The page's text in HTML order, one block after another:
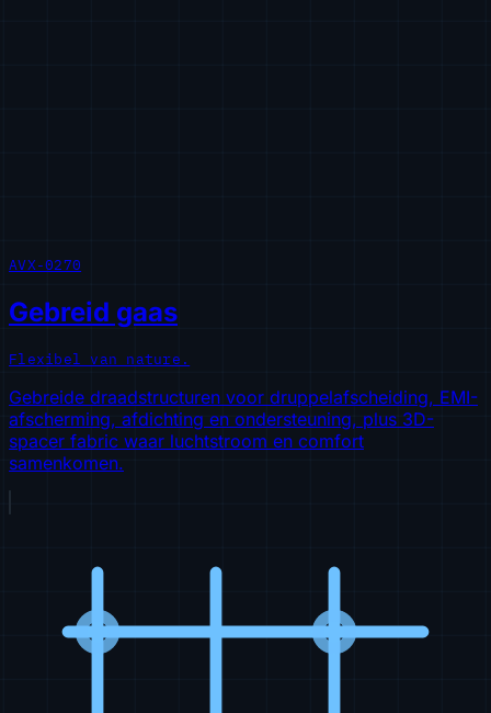
AVX-0270
Gebreid gaas
Flexibel van nature.
Gebreide draadstructuren voor druppelafscheiding, EMI-
afscherming, afdichting en ondersteuning, plus 3D-
spacer fabric waar luchtstroom en comfort
samenkomen.